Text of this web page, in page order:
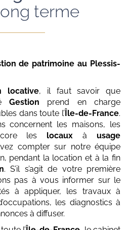
terme
de patrimoine au Plessis-
locative, il faut savoir que
Gestion prend en charge
dans toute l’Île-de-France.
concernent les maisons, les
les locaux àusage
compter sur notre équipe
pendant la location et à la fin
. S’il s’agit de votre première
pas à vous informer sur le
à appliquer, les travaux à
les diagnostics à
à diffuser.